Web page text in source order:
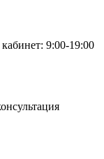
9:00-19:00